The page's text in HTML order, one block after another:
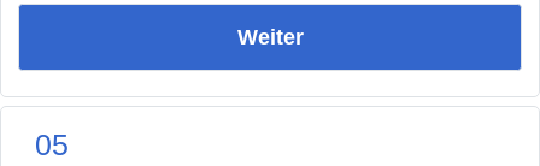
Weiter
05